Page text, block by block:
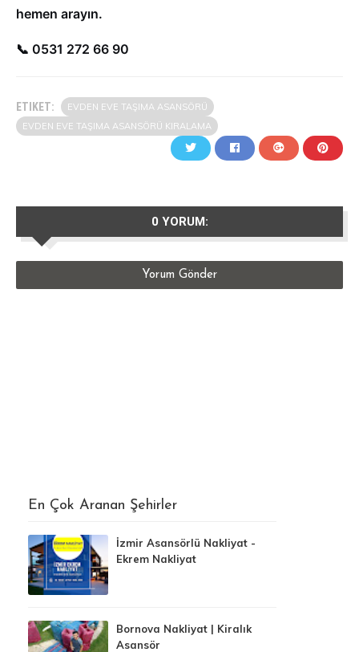
hemen arayın.
📞 0531 272 66 90
ETIKET:
EVDEN EVE TAŞIMA ASANSÖRÜ
EVDEN EVE TAŞIMA ASANSÖRÜ KIRALAMA
0 YORUM:
Yorum Gönder
En Çok Aranan Şehirler
İzmir Asansörlü Nakliyat -
Ekrem Nakliyat
Bornova Nakliyat | Kiralık
Asansör